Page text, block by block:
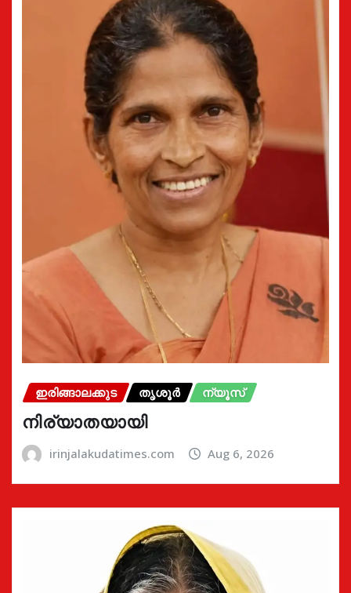
ഇരിങ്ങാലക്കുട തൃശൂർ ന്യൂസ്
നിര്യാതയായി
irinjalakudatimes.com Aug 6, 2026